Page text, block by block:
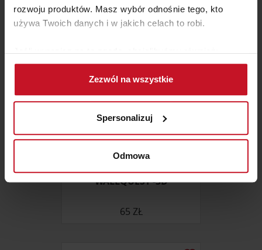
rozwoju produktów. Masz wybór odnośnie tego, kto
używa Twoich danych i w jakich celach to robi.
Jeśli wyrazisz na to zgodę, chcielibyśmy również:
Gromadzić dane dotyczące Twojej lokalizacji
geograficznej z dokładnością nawet do kilku metrów
Identyfikować Twoje urządzenie, aktywnie
(fingerprinting, czyli wirtualny odcisk palca)
Dowiedz się więcej odnośnie tego, jak Twoje osobiste
dane są przetwarzane oraz ustaw własne preferencje w
zmienić lub wycofać swoją zgodę w dowolnej chwili.
Wykorzystujemy pliki cookie do spersonalizowania treści
Zezwól na wszystkie
Spersonalizuj
Odmowa
WALLQUEST -3D
65 ZŁ